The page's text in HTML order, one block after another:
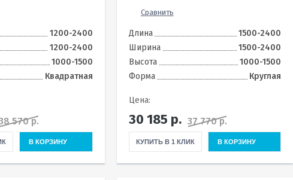
1200-2400
1200-2400
1000-1500
Квадратная
570 р.
В КОРЗИНУ
Сравнить
Длина
1500-2400
Ширина
1500-2400
Высота
1000-1500
Форма
Круглая
Цена:
30 185 р. 37 770 р.
КУПИТЬ В 1 КЛИК В КОРЗИНУ